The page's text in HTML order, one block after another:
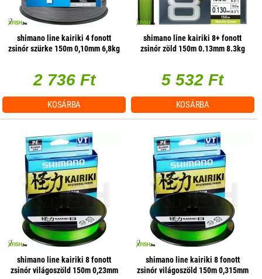
shimano line kairiki 4 fonott
zsinór szürke 150m 0,10mm 6,8kg
2 736 Ft
KOSÁRBA
shimano line kairiki 8+ fonott
zsinór zöld 150m 0.13mm 8.3kg
5 532 Ft
KOSÁRBA
shimano line kairiki 8 fonott
zsinór világoszöld 150m 0,23mm
shimano line kairiki 8 fonott
zsinór világoszöld 150m 0,315mm